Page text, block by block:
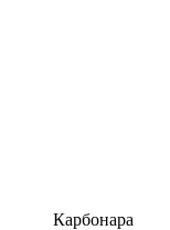
Карбонара